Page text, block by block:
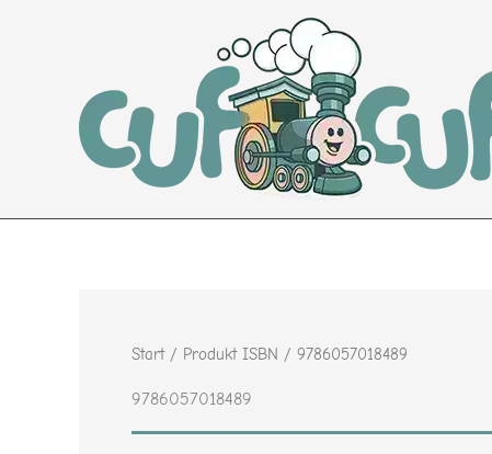
Start/ Produkt ISBN / 9786057018489
9786057018489